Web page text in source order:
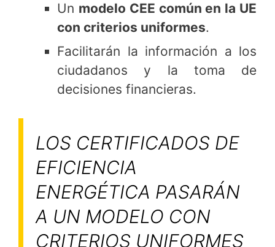
Un modelo CEE común en la UE
con criterios uniformes.
Facilitarán la información a los
ciudadanos y la toma de
decisiones financieras.
LOS CERTIFICADOS DE
EFICIENCIA
ENERGÉTICA PASARÁN
A UN MODELO CON
CRITERIOS UNIFORMES